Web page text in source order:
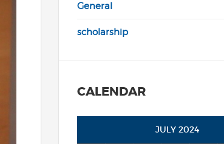
General
scholarship
CALENDAR
JULY 2024